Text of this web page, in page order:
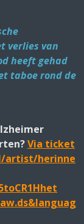
verlies van
heeft gehad
taboe rond de
Via ticket
artist/herinne